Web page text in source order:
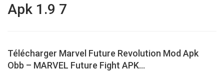
Apk 1.9 7
Télécharger Marvel Future Revolution Mod Apk
Obb – MARVEL Future Fight APK…